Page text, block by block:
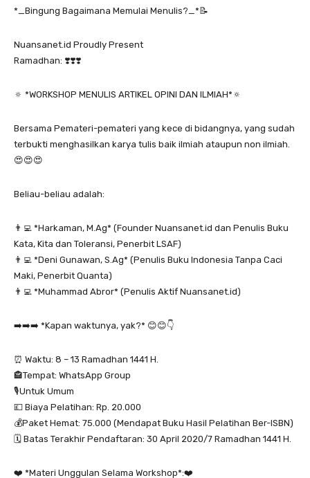
*_Bingung Bagaimana Memulai Menulis?_*📝
Nuansanet.id Proudly Present
Ramadhan: ❣️❣️❣️
🔅 *WORKSHOP MENULIS ARTIKEL OPINI DAN ILMIAH*🔅
Bersama Pemateri-pemateri yang kece di bidangnya, yang sudah
terbukti menghasilkan karya tulis baik ilmiah ataupun non ilmiah.
😍😍😍
Beliau-beliau adalah:
👨‍💻 *Harkaman, M.Ag* (Founder Nuansanet.id dan Penulis Buku
Kata, Kita dan Toleransi, Penerbit LSAF)
👨‍💻 *Deni Gunawan, S.Ag* (Penulis Buku Indonesia Tanpa Caci
Maki, Penerbit Quanta)
👨‍💻 *Muhammad Abror* (Penulis Aktif Nuansanet.id)
➡️➡️➡️ *Kapan waktunya, yak?* 😊😊👇
⏰ Waktu: 8 – 13 Ramadhan 1441 H.
🏤Tempat: WhatsApp Group
🎙️Untuk Umum
💷 Biaya Pelatihan: Rp. 20.000
💰Paket Hemat: 75.000 (Mendapat Buku Hasil Pelatihan Ber-ISBN)
🗓️ Batas Terakhir Pendaftaran: 30 April 2020/7 Ramadhan 1441 H.
❤️ *Materi Unggulan Selama Workshop*:❤️